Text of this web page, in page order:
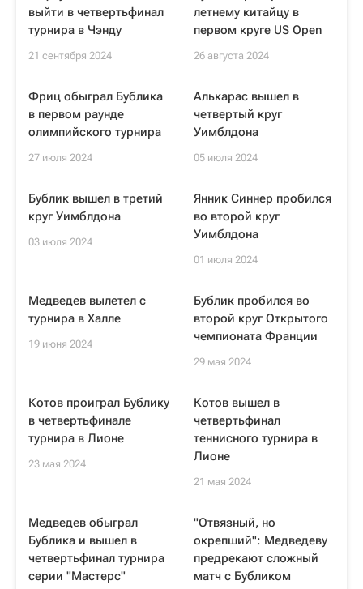
выйти в четвертьфинал
турнира в Чэнду
21 сентября 2024
летнему китайцу в
первом круге US Open
26 августа 2024
Фриц обыграл Бублика
в первом раунде
олимпийского турнира
27 июля 2024
Алькарас вышел в
четвертый круг
Уимблдона
05 июля 2024
Бублик вышел в третий
круг Уимблдона
03 июля 2024
Янник Синнер пробился
во второй круг
Уимблдона
01 июля 2024
Медведев вылетел с
турнира в Халле
19 июня 2024
Бублик пробился во
второй круг Открытого
чемпионата Франции
29 мая 2024
Котов проиграл Бублику
в четвертьфинале
турнира в Лионе
23 мая 2024
Котов вышел в
четвертьфинал
теннисного турнира в
Лионе
21 мая 2024
Медведев обыграл
Бублика и вышел в
четвертьфинал турнира
серии "Мастерс"
"Отвязный, но
окрепший": Медведеву
предрекают сложный
матч с Бубликом